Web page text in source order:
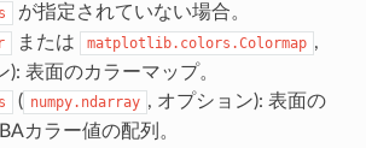
が指定されていない場合。
または matplotlib.colors.Colormap ,
): 表面のカラーマップ。
( numpy.ndarray , オプション): 表面の
カラー値の配列。